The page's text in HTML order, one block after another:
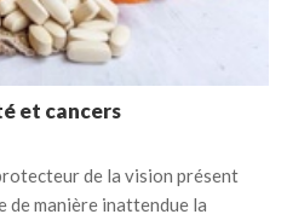
et cancers
de la vision présent
de manière inattendue la